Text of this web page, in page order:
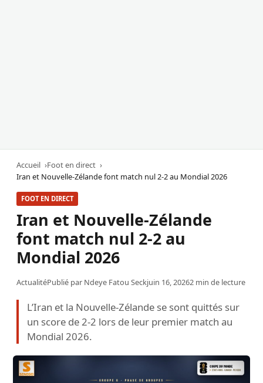
Accueil
Foot en direct
Iran et Nouvelle-Zélande font match nul 2-2 au Mondial 2026
FOOT EN DIRECT
Iran et Nouvelle-Zélande
font match nul 2-2 au
Mondial 2026
ActualitéPublié par Ndeye Fatou Seckjuin 16, 20262 min de lecture
L’Iran et la Nouvelle-Zélande se sont quittés sur
un score de 2-2 lors de leur premier match au
Mondial 2026.